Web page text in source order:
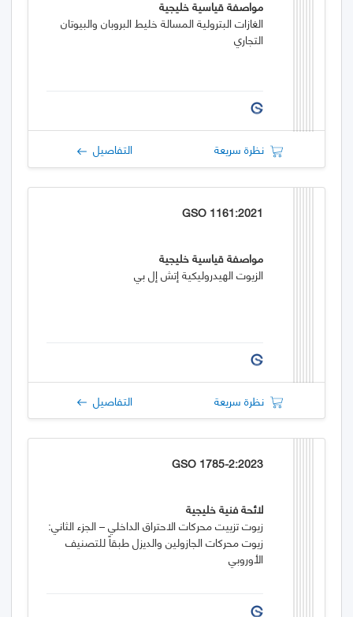
مواصفة قياسية خليجية
الغازات البترولية المسالة خليط البروبان والبيوتان
التجاري
نظرة سريعة التفاصيل
GSO 1161:2021
مواصفة قياسية خليجية
الزيوت الهيدروليكية إتش إل بي
نظرة سريعة التفاصيل
GSO 1785-2:2023
لائحة فنية خليجية
زيوت تزييت محركات الاحتراق الداخلي – الجزء الثاني:
زيوت محركات الجازولين والديزل طبقاً للتصنيف
الأوروبي